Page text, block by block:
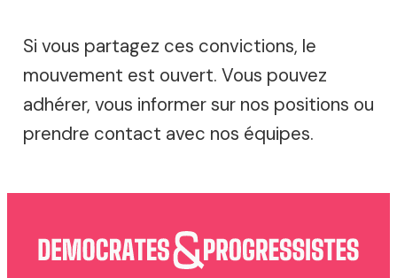
Si vous partagez ces convictions, le
mouvement est ouvert. Vous pouvez
adhérer, vous informer sur nos positions ou
prendre contact avec nos équipes.